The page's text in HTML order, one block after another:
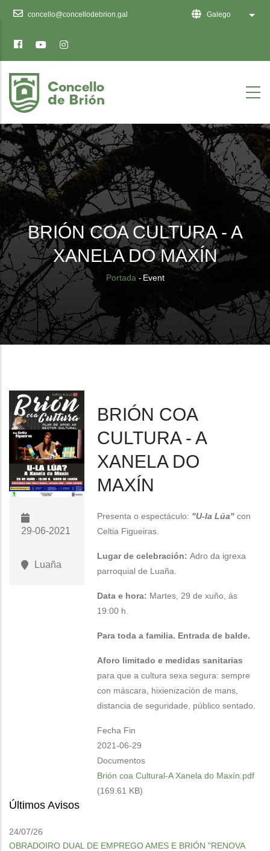
sitio
web
inclúe
un
sistema
de
accesibilidade.
concello@concellodebrion.gal Galego List
BRIÓN COA CULTURA - A
XANELA DO MAXÍN
Breadcrumb
Portada - Event
29-06-2021
Luaña
BRIÓN COA
CULTURA - A
XANELA DO
MAXÍN
Presenta o espectáculo: "U-la Lúa"con
Celtia Figueiras.
Lugar de celebración:Adro da igrexa
parroquial de Luaña.
Data e hora: Martes, 29 de xuño, ás
19:00 h.
Para toda a familia. Entrada de balde.
Aforo limitado e medidas sanitarias
para que a cultura sexa segura: sempre
con máscara, hixienización de mans,
distancia de seguridade, público sentado.
Fecha Fin
2021-06-29
Documentos
Brión coa Cultural-A Xanela do Maxín.pdf
(169.61 KB)
Últimos Avisos
24/07/26
OBRADOIRO DUAL DE EMPREGO AMES E BRIÓN "RENOVA